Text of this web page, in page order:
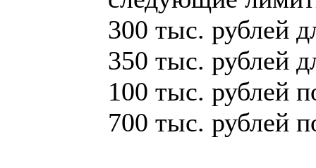
300 тыс. рублей
350 тыс. рублей
100 тыс. рублей
700 тыс. рублей